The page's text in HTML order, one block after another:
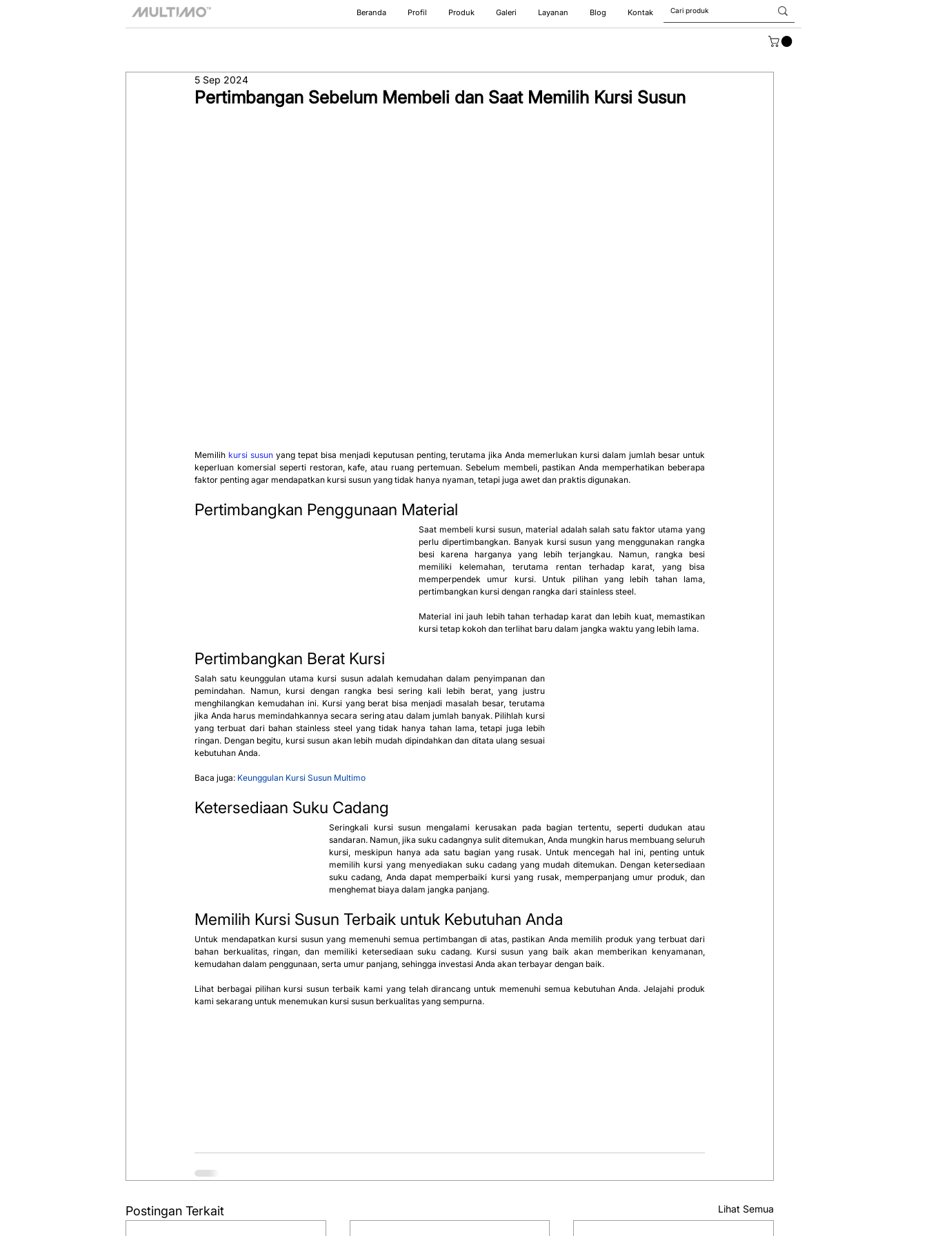
Beranda Profil Produk Galeri Layanan Blog Kontak
Pertimbangan Sebelum Membeli dan Saat Memilih Kursi Susun
5 Sep 2024
Memilih kursi susun yang tepat bisa menjadi keputusan penting, terutama jika Anda memerlukan kursi dalam jumlah besar untuk
keperluan komersial seperti restoran, kafe, atau ruang pertemuan. Sebelum membeli, pastikan Anda memperhatikan beberapa
faktor penting agar mendapatkan kursi susun yang tidak hanya nyaman, tetapi juga awet dan praktis digunakan.
Pertimbangkan Penggunaan Material
Saat membeli kursi susun, material adalah salah satu faktor utama yang
perlu dipertimbangkan. Banyak kursi susun yang menggunakan rangka
besi karena harganya yang lebih terjangkau. Namun, rangka besi
memiliki kelemahan, terutama rentan terhadap karat, yang bisa
memperpendek umur kursi. Untuk pilihan yang lebih tahan lama,
pertimbangkan kursi dengan rangka dari stainless steel.
Material ini jauh lebih tahan terhadap karat dan lebih kuat, memastikan
kursi tetap kokoh dan terlihat baru dalam jangka waktu yang lebih lama.
Pertimbangkan Berat Kursi
Salah satu keunggulan utama kursi susun adalah kemudahan dalam penyimpanan dan
pemindahan. Namun, kursi dengan rangka besi sering kali lebih berat, yang justru
menghilangkan kemudahan ini. Kursi yang berat bisa menjadi masalah besar, terutama
jika Anda harus memindahkannya secara sering atau dalam jumlah banyak. Pilihlah kursi
yang terbuat dari bahan stainless steel yang tidak hanya tahan lama, tetapi juga lebih
ringan. Dengan begitu, kursi susun akan lebih mudah dipindahkan dan ditata ulang sesuai
kebutuhan Anda.
Baca juga: Keunggulan Kursi Susun Multimo
Ketersediaan Suku Cadang
Seringkali kursi susun mengalami kerusakan pada bagian tertentu, seperti dudukan atau
sandaran. Namun, jika suku cadangnya sulit ditemukan, Anda mungkin harus membuang seluruh
kursi, meskipun hanya ada satu bagian yang rusak. Untuk mencegah hal ini, penting untuk
memilih kursi yang menyediakan suku cadang yang mudah ditemukan. Dengan ketersediaan
suku cadang, Anda dapat memperbaiki kursi yang rusak, memperpanjang umur produk, dan
menghemat biaya dalam jangka panjang.
Memilih Kursi Susun Terbaik untuk Kebutuhan Anda
Untuk mendapatkan kursi susun yang memenuhi semua pertimbangan di atas, pastikan Anda memilih produk yang terbuat dari
bahan berkualitas, ringan, dan memiliki ketersediaan suku cadang. Kursi susun yang baik akan memberikan kenyamanan,
kemudahan dalam penggunaan, serta umur panjang, sehingga investasi Anda akan terbayar dengan baik.
Lihat berbagai pilihan kursi susun terbaik kami yang telah dirancang untuk memenuhi semua kebutuhan Anda. Jelajahi produk
kami sekarang untuk menemukan kursi susun berkualitas yang sempurna.
Postingan Terkait Lihat Semua